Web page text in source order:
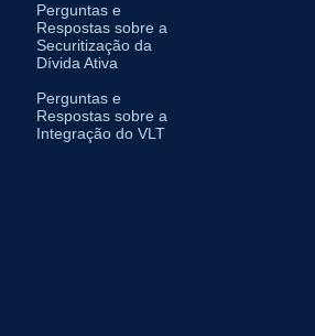
Perguntas e
Respostas sobre a
Securitização da
Dívida Ativa
Perguntas e
Respostas sobre a
Integração do VLT